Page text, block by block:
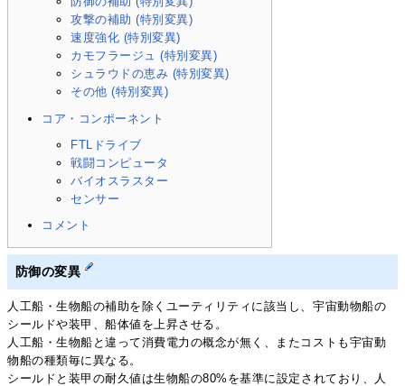
攻撃の補助 (特別変異)
速度強化 (特別変異)
カモフラージュ (特別変異)
シュラウドの恵み (特別変異)
その他 (特別変異)
コア・コンポーネント
FTLドライブ
戦闘コンピュータ
バイオスラスター
センサー
コメント
防御の変異
人工船・生物船の補助を除くユーティリティに該当し、宇宙動物船の
シールドや装甲、船体値を上昇させる。
人工船・生物船と違って消費電力の概念が無く、またコストも宇宙動
物船の種類毎に異なる。
シールドと装甲の耐久値は生物船の80%を基準に設定されており、人